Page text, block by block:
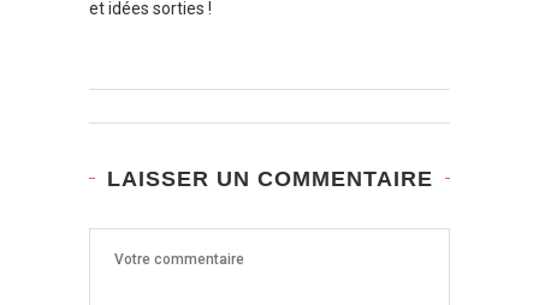
et idées sorties !
LAISSER UN COMMENTAIRE